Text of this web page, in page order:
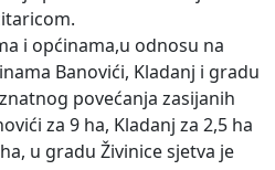
i općinama,u odnosu na
Banovići, Kladanj i gradu
povećanja zasijanih
za 9 ha, Kladanj za 2,5 ha
u gradu Živinice sjetva je